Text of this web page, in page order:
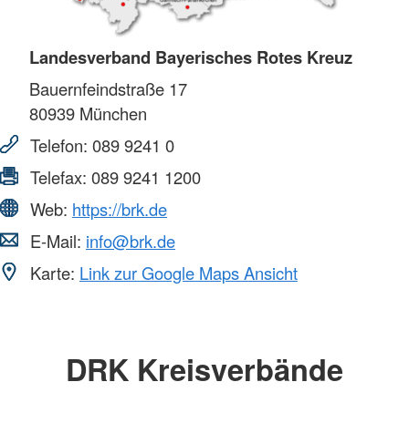
Landesverband Bayerisches Rotes Kreuz
Bauernfeindstraße 17
80939 München
Telefon: 089 9241 0
Telefax: 089 9241 1200
Web: https://brk.de
E-Mail: info@brk.de
Karte: Link zur Google Maps Ansicht
DRK Kreisverbände